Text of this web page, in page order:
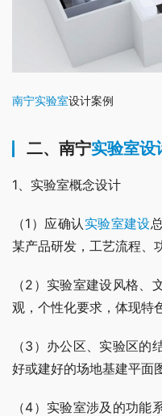
南宁实验室设计案例
二、南宁实验室设
1、实验室概念设计
（1）应确认 实验室建设
某产品研发，工艺流程、
（2）实验室建设风格、
观，个性化要求，体现特
（3）办公区、实验区的
好或建好的场地基建平面
（4）实验室涉及的功能